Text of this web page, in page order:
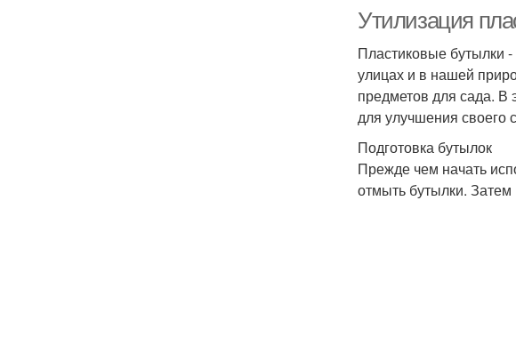
Утилизация
Пластиковые бутылки
улицах и в нашей
предметов для сада. В
для улучшения своего
Подготовка бутылок
Прежде чем начать
отмыть бутылки.